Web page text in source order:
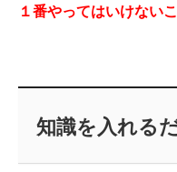
１番やってはいけない
知識を入れる